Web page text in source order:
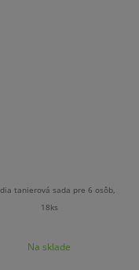
tanierová sada pre 6 osôb,
18ks
Na sklade